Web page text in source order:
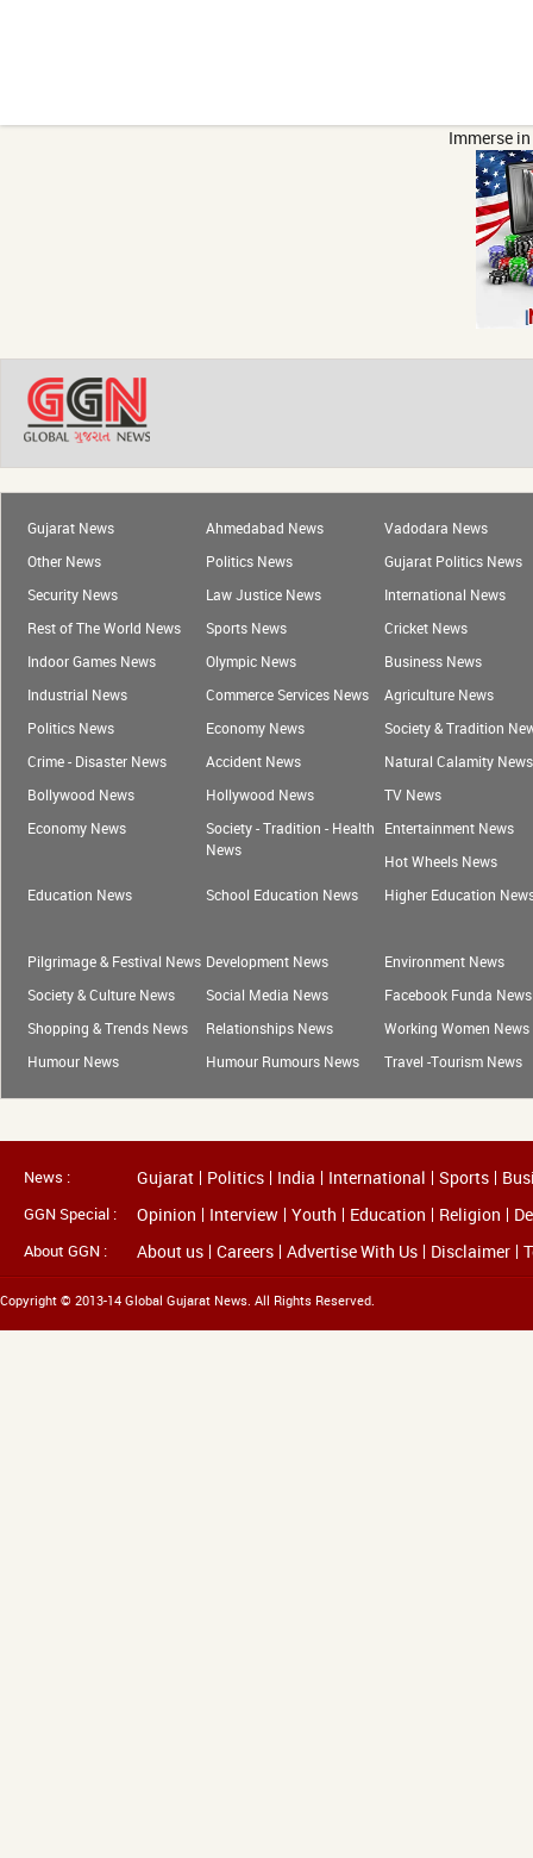
Immerse
Gujarat News Ahmedabad News
Vadodara News
Other News
Politics News
Gujarat Politics News
Security News
Law Justice News
International News
Rest of The World News
Sports News
Cricket News
Indoor Games News
Olympic News
Business News
Industrial News
Commerce Services News
Agriculture News
Politics News
Economy News
Society & Tradition
Crime - Disaster News
Accident News
Natural Calamity News
Bollywood News
Hollywood News
TV News
Economy News
Society - Tradition - Health
News
Entertainment News
Hot Wheels News
Education News
School Education News Higher Education
Pilgrimage & Festival News Development News
Environment News
Society & Culture News
Social Media News
Facebook Funda News
Shopping & Trends News
Relationships News
Working Women News
Humour News
Humour Rumours News Travel -Tourism News
News : Gujarat Politics India International Sports
GGN Special : Opinion Interview Youth Education Religion
About GGN : About us Careers Advertise With Us Disclaimer
Copyright © 2013-14 Global Gujarat News. All Rights Reserved.